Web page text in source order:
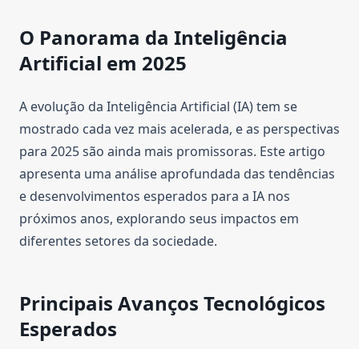
O Panorama da Inteligência
Artificial em 2025
A evolução da Inteligência Artificial (IA) tem se
mostrado cada vez mais acelerada, e as perspectivas
para 2025 são ainda mais promissoras. Este artigo
apresenta uma análise aprofundada das tendências
e desenvolvimentos esperados para a IA nos
próximos anos, explorando seus impactos em
diferentes setores da sociedade.
Principais Avanços Tecnológicos
Esperados